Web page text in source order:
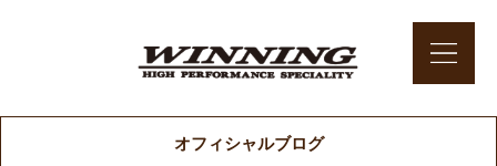
オフィシャルブログ